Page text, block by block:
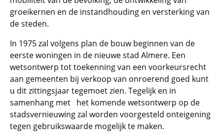
groeikernen en de instandhouding en versterking van
de steden.
In 1975 zal volgens plan de bouw beginnen van de
eerste woningen in de nieuwe stad Almere. Een
wetsontwerp tot toekenning van een voorkeursrecht
aan gemeenten bij verkoop van onroerend goed kunt
u dit zittingsjaar tegemoet zien. Tegelijk en in
samenhang met het komende wetsontwerp op de
stadsvernieuwing zal worden voorgesteld onteigening
tegen gebruikswaarde mogelijk te maken.